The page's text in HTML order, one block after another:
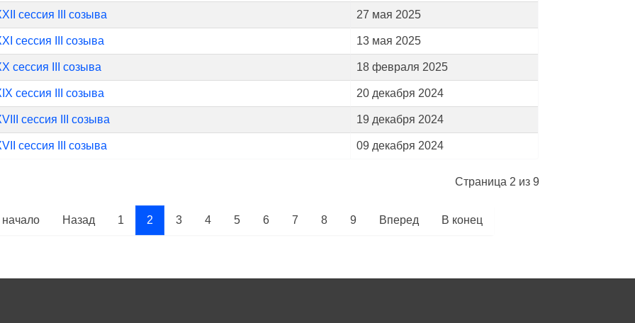
сессия III созыва 27 мая 2025
сессия III созыва 13 мая 2025
сессия III созыва 18 февраля 2025
сессия III созыва 20 декабря 2024
сессия III созыва 19 декабря 2024
сессия III созыва 09 декабря 2024
Страница 2 из 9
начало Назад 1 2 3 4 5 6 7 8 9 Вперед В конец